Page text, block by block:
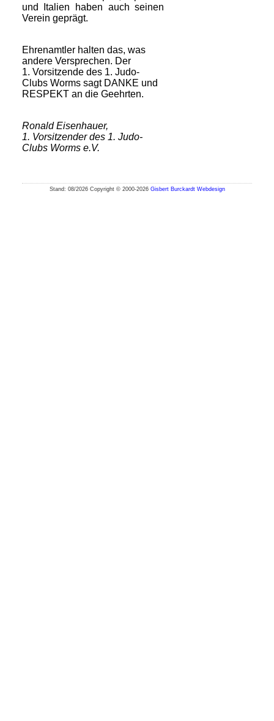
und Italien haben auch seinen
Verein geprägt.
Ehrenamtler halten das, was
andere Versprechen. Der
1. Vorsitzende des 1. Judo-
Clubs Worms sagt DANKE und
RESPEKT an die Geehrten.
Ronald Eisenhauer,
1. Vorsitzender des 1. Judo-
Clubs Worms e.V.
Stand: 08/2026 Copyright © 2000-2026 Gisbert Burckardt Webdesign